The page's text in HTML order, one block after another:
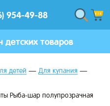
954-49-88
детских товаров
детей
Для купания
Рыба-шар полупрозрачная